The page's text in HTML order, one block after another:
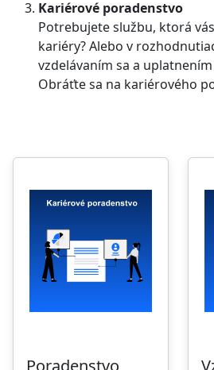
Kariérové poradenstvo
Potrebujete službu, ktorá
kariéry? Alebo v
vzdelávaním sa a
Obráťte sa na kariérového
Poradenstvo